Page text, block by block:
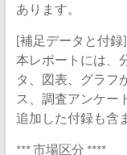
あります。
[補足データと付録]
本レポートには、
タ、図表、グラフ
ス、調査アンケー
追加した付録も含
*** 市場区分 ****